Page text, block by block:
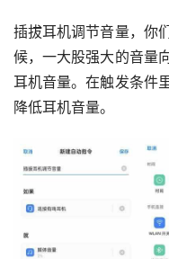
插拔耳机调节音量，你
候，一大股强大的音量
耳机音量。在触发条件
降低耳机音量。